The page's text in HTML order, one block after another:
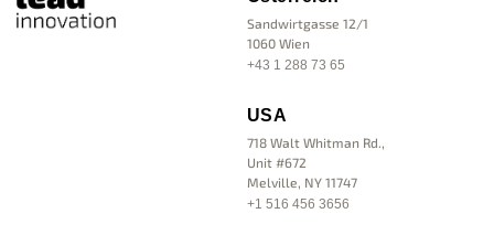
Sandwirtgasse 12/1
1060 Wien
+43 1 288 73 65
USA
718 Walt Whitman Rd.,
Unit #672
Melville, NY 11747
+1 516 456 3656